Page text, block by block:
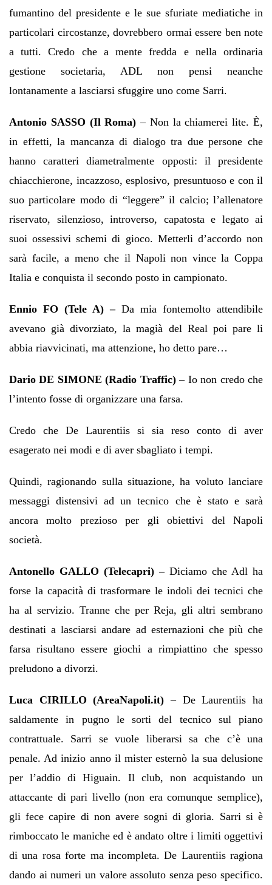
fumantino del presidente e le sue sfuriate mediatiche in
particolari circostanze, dovrebbero ormai essere ben note
a tutti. Credo che a mente fredda e nella ordinaria
gestione societaria, ADL non pensi neanche
lontanamente a lasciarsi sfuggire uno come Sarri.
Antonio SASSO (Il Roma) – Non la chiamerei lite. È,
in effetti, la mancanza di dialogo tra due persone che
hanno caratteri diametralmente opposti: il presidente
chiacchierone, incazzoso, esplosivo, presuntuoso e con il
suo particolare modo di “leggere” il calcio; l’allenatore
riservato, silenzioso, introverso, capatosta e legato ai
suoi ossessivi schemi di gioco. Metterli d’accordo non
sarà facile, a meno che il Napoli non vince la Coppa
Italia e conquista il secondo posto in campionato.
Ennio FO (Tele A) – Da mia fontemolto attendibile
avevano già divorziato, la magià del Real poi pare li
abbia riavvicinati, ma attenzione, ho detto pare…
Dario DE SIMONE (Radio Traffic)– Io non credo che
l’intento fosse di organizzare una farsa.
Credo che De Laurentiis si sia reso conto di aver
esagerato nei modi e di aver sbagliato i tempi.
Quindi, ragionando sulla situazione, ha voluto lanciare
messaggi distensivi ad un tecnico che è stato e sarà
ancora molto prezioso per gli obiettivi del Napoli
società.
Antonello GALLO (Telecapri) – Diciamo che Adl ha
forse la capacità di trasformare le indoli dei tecnici che
ha al servizio. Tranne che per Reja, gli altri sembrano
destinati a lasciarsi andare ad esternazioni che più che
farsa risultano essere giochi a rimpiattino che spesso
preludono a divorzi.
Luca CIRILLO (AreaNapoli.it) – De Laurentiis ha
saldamente in pugno le sorti del tecnico sul piano
contrattuale. Sarri se vuole liberarsi sa che c’è una
penale. Ad inizio anno il mister esternò la sua delusione
per l’addio di Higuain. Il club, non acquistando un
attaccante di pari livello (non era comunque semplice),
gli fece capire di non avere sogni di gloria. Sarri si è
rimboccato le maniche ed è andato oltre i limiti oggettivi
di una rosa forte ma incompleta. De Laurentiis ragiona
dando ai numeri un valore assoluto senza peso specifico.